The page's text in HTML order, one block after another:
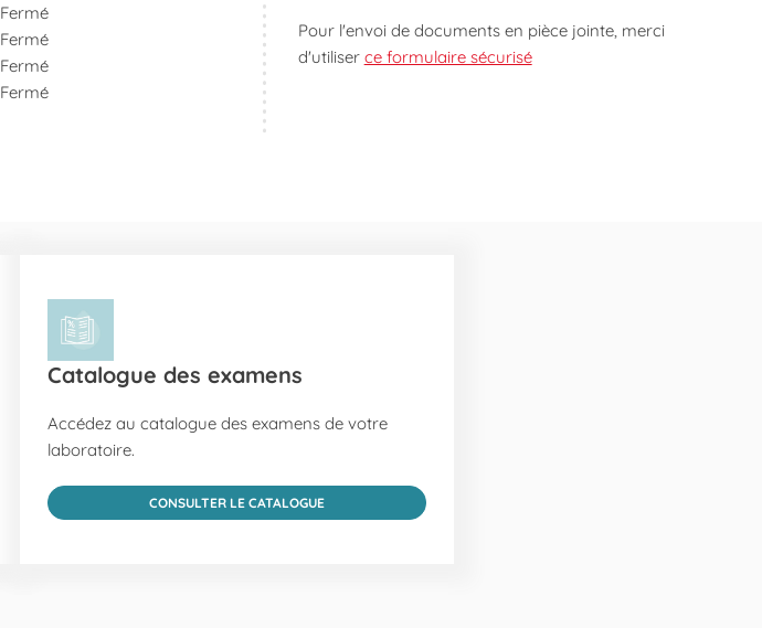
Fermé
Fermé
Fermé
Fermé
Pour l'envoi de documents en pièce jointe, merci
d'utiliser ce formulaire sécurisé
Catalogue des examens
Accédez au catalogue des examens de votre
laboratoire.
CONSULTER LE CATALOGUE